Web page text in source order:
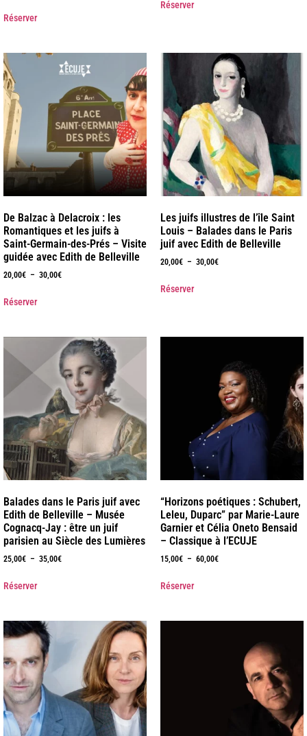
Réserver
Réserver
De Balzac à Delacroix : les
Romantiques et les juifs à
Saint-Germain-des-Prés – Visite
guidée avec Edith de Belleville
20,00€ – 30,00€
Réserver
Les juifs illustres de l’île Saint
Louis – Balades dans le Paris
juif avec Edith de Belleville
20,00€ – 30,00€
Réserver
Balades dans le Paris juif avec
Edith de Belleville – Musée
Cognacq-Jay : être un juif
parisien au Siècle des Lumières
25,00€ – 35,00€
Réserver
“Horizons poétiques : Schubert,
Leleu, Duparc” par Marie-Laure
Garnier et Célia Oneto Bensaid
– Classique à l’ECUJE
15,00€ – 60,00€
Réserver